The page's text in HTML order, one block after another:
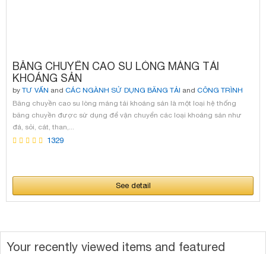
BĂNG CHUYỀN CAO SU LÒNG MÁNG TẢI
KHOÁNG SẢN
by TƯ VẤN and CÁC NGÀNH SỬ DỤNG BĂNG TẢI and CÔNG TRÌNH
TIÊU BIỂUandSẢN PHẨMandTIN TỨC KATSUMI andSỰ CỐ BĂNG TẢI
andĐỐI TÁC - KATSUMI DINandBĂNG TẢI KATSUMI DINandNHÀ MÁY
KATSUMIandVẬT TƯ SỬA CHỮA
Băng chuyền cao su lòng máng tải khoáng sản là một loại hệ thống
băng chuyền được sử dụng để vận chuyển các loại khoáng sản như
đá, sỏi, cát, than,...
1329
See detail
Your recently viewed items and featured